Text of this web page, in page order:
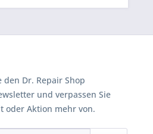
den Dr. Repair Shop
und verpassen Sie
oder Aktion mehr von.